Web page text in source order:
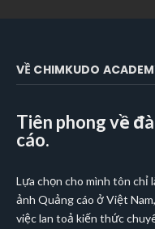
VỀ CHIMKUDO
Tiên phong về
cáo.
Lựa chọn cho mình tôn chỉ
ảnh Quảng cáo ở Việt
việc lan toả kiến thức